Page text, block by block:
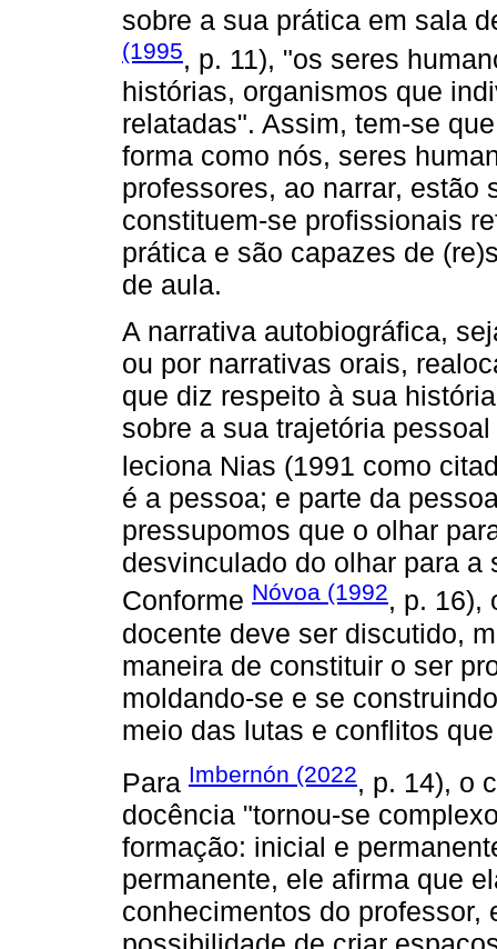
sobre a sua prática em sala
(1995, p. 11), "os seres
histórias, organismos que
relatadas". Assim, tem-se
forma como nós, seres
professores, ao narrar, estão
constituem-se profissionais
prática e são capazes de
de aula.
A narrativa autobiográfica,
ou por narrativas orais,
que diz respeito à sua
sobre a sua trajetória
leciona Nias (1991 como
é a pessoa; e parte da
pressupomos que o olhar
desvinculado do olhar para
Conforme Nóvoa (1992, p. 16),
docente deve ser discutido,
maneira de constituir o ser
moldando-se e se
meio das lutas e conflitos
Para Imbernón (2022, p. 14), o
docência "tornou-se
formação: inicial e
permanente, ele afirma que
conhecimentos do professor,